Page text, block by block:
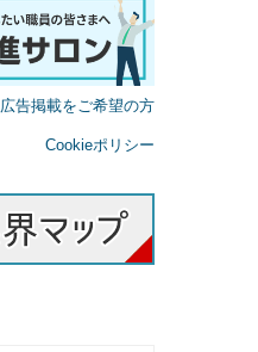
広告掲載をご希望の方
Cookieポリシー